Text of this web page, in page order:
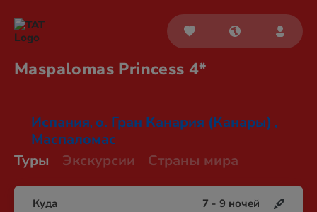
Maspalomas Princess 4*
Испания, о. Гран Канария (Канары) ,
Маспаломас
Туры
Экскурсии Страны мира
Куда 7 - 9 ночей